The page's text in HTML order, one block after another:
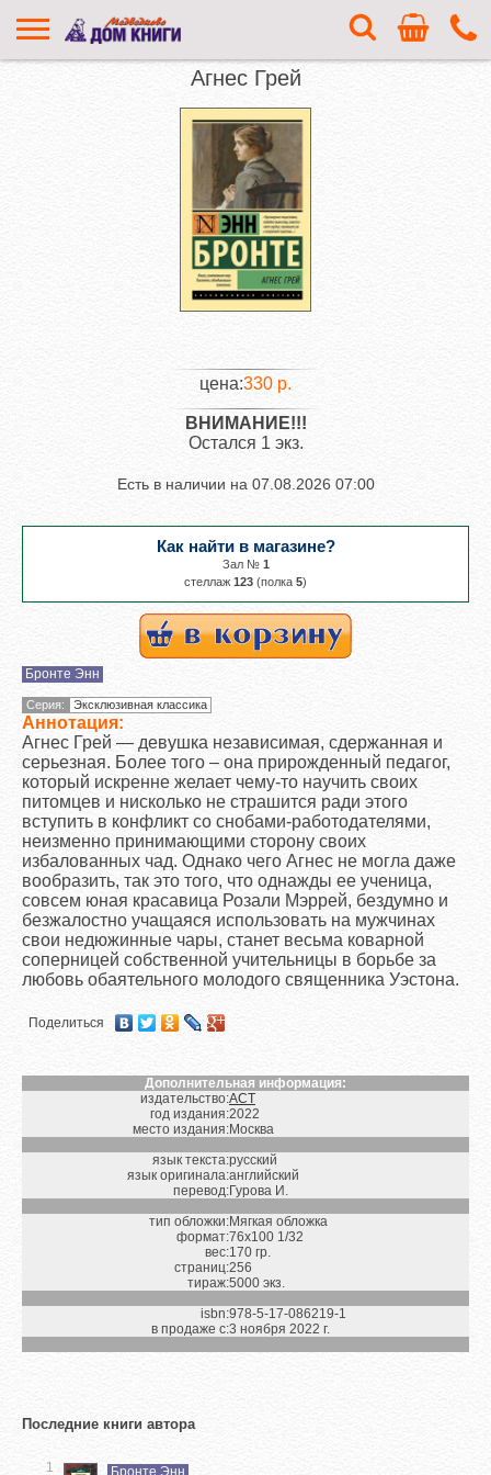
Агнес Грей
Бронте Энн
Серия: Эксклюзивная классика
Аннотация:
Агнес Грей — девушка независимая, сдержанная и
серьезная. Более того – она прирожденный педагог,
который искренне желает чему-то научить своих
питомцев и нисколько не страшится ради этого
вступить в конфликт со снобами-работодателями,
неизменно принимающими сторону своих
избалованных чад. Однако чего Агнес не могла даже
вообразить, так это того, что однажды ее ученица,
совсем юная красавица Розали Мэррей, бездумно и
безжалостно учащаяся использовать на мужчинах
свои недюжинные чары, станет весьма коварной
соперницей собственной учительницы в борьбе за
любовь обаятельного молодого священника Уэстона.
Поделиться
Дополнительная информация:
издательство:АСТ
год издания:2022
место издания:Москва
язык текста:русский
язык оригинала:английский
перевод:Гурова И.
тип обложки:Мягкая обложка
формат:76х100 1/32
вес:170 гр.
страниц:256
тираж:5000 экз.
isbn:978-5-17-086219-1
в продаже с:3 ноября 2022 г.
Последние книги автора
1 Бронте Энн
цена:330 р.
ВНИМАНИЕ!!!
Остался 1 экз.
Есть в наличии на 07.08.2026 07:00
Как найти в магазине?
Зал № 1
cтеллаж 123 (полка 5)